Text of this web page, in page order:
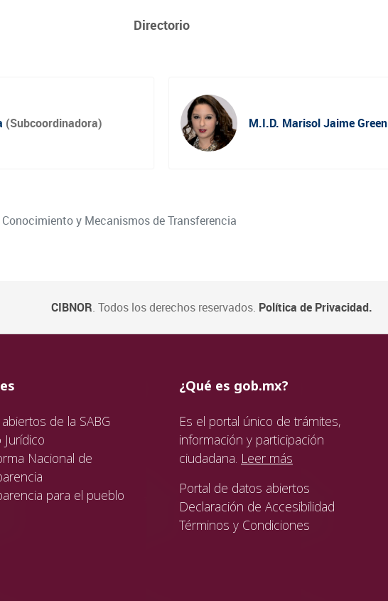
Directorio
(Subcoordinadora) M.I.D. Marisol Jaime Green
y Mecanismos de Transferencia
CIBNOR. Todos los derechos reservados. Política de Privacidad.
de la SABG
Nacional de
para el pueblo
¿Qué es gob.mx?
Es el portal único de trámites,
información y participación
ciudadana. Leer más
Portal de datos abiertos
Declaración de Accesibilidad
Términos y Condiciones